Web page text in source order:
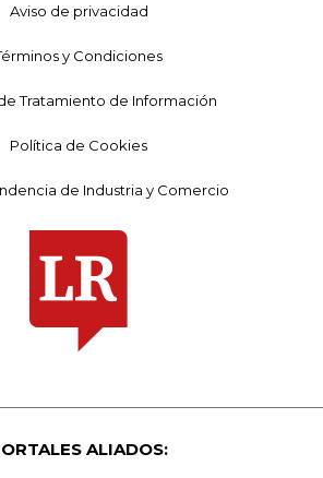
Aviso de privacidad
y Condiciones
Tratamiento de Información
Política de Cookies
de Industria y Comercio
ALIADOS: